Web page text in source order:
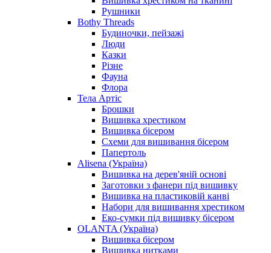
Рушники
Bothy Threads
Будиночки, пейзажі
Люди
Казки
Різне
Фауна
Флора
Тела Артіс
Брошки
Вишивка хрестиком
Вишивка бісером
Схеми для вишивання бісером
Папертоль
Alisena (Україна)
Вишивка на дерев'яній основі
Заготовки з фанери під вишивку
Вишивка на пластиковій канві
Набори для вишивання хрестиком
Еко-сумки під вишивку бісером
OLANTA (Україна)
Вишивка бісером
Вишивка нитками